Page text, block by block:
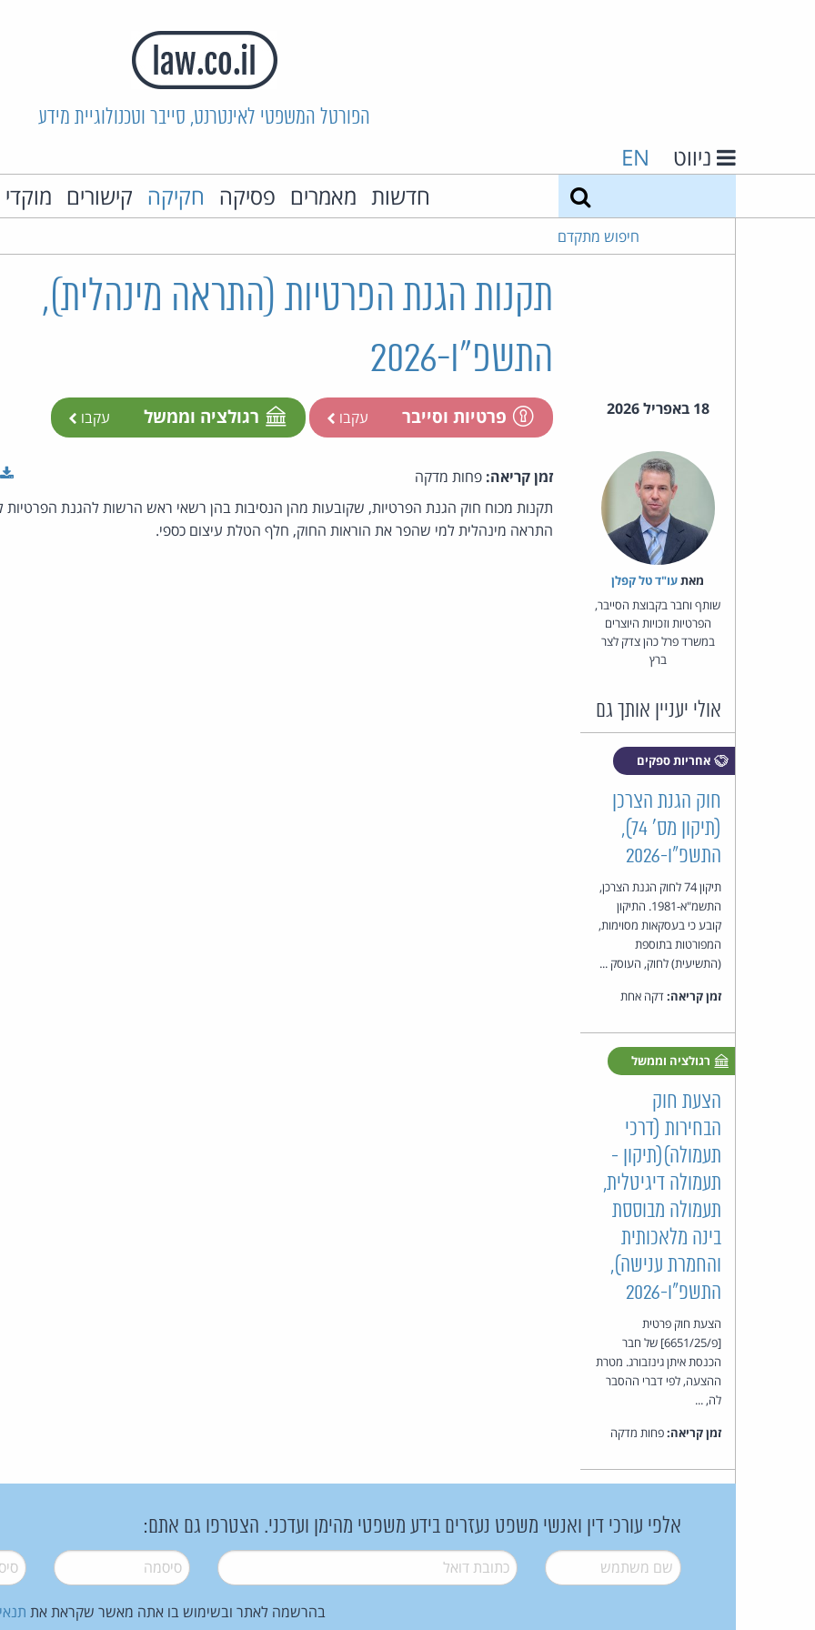
הפורטל המשפטי לאינטרנט, סייבר וטכנולוגיית מידע
ניווט EN
חדשות מאמרים פסיקה חקיקה קישורים
חיפוש מתקדם
תקנות הגנת הפרטיות (התראה מינהלית),
התשפ"ו-2026
18 באפריל 2026 פרטיות וסייבר עקבו רגולציה וממשל עקבו
מאת‏עו"ד טל קפלן
שותף וחבר בקבוצת הסייבר,
הפרטיות וזכויות היוצרים
במשרד פרל כהן צדק לצר
ברץ
אולי יעניין אותך גם
אחריות ספקים
חוק הגנת הצרכן
(תיקון מס' 74),
התשפ"ו-2026
תיקון 74 לחוק הגנת הצרכן,
התשמ"א-1981. התיקון
קובע כי בעסקאות מסוימות,
המפורטות בתוספת
(התשיעית) לחוק, העוסק ...
זמן קריאה:דקה אחת
רגולציה וממשל
הצעת חוק
הבחירות (דרכי
תעמולה)(תיקון -
תעמולה דיגיטלית,
תעמולה מבוססת
בינה מלאכותית
והחמרת ענישה),
התשפ"ו-2026
הצעת חוק פרטית
[פ/6651/25] של חבר
הכנסת איתן גינזבורג. מטרת
ההצעה, לפי דברי ההסבר
לה, ...
זמן קריאה:פחות מדקה
זמן קריאה: פחות מדקה
תקנות מכוח חוק הגנת הפרטיות, שקובעות מהן הנסיבות בהן רשאי ראש הרשות להגנת
התראה מינהלית למי שהפר את הוראות החוק, חלף הטלת עיצום כספי.
אלפי עורכי דין ואנשי משפט נעזרים בידע משפטי מהימן ועדכני. הצטרפו גם אתם:
שם משתמש* דואל* סיסמה*
בהרשמה לאתר ובשימוש בו אתה מאשר שקראת את